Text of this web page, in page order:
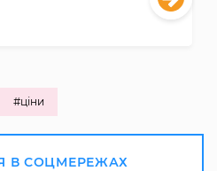
#ціни
В СОЦМЕРЕЖАХ